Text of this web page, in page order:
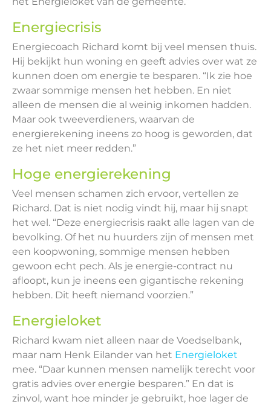
Energiecrisis
Energiecoach Richard komt bij veel mensen thuis.
Hij bekijkt hun woning en geeft advies over wat ze
kunnen doen om energie te besparen. “Ik zie hoe
zwaar sommige mensen het hebben. En niet
alleen de mensen die al weinig inkomen hadden.
Maar ook tweeverdieners, waarvan de
energierekening ineens zo hoog is geworden, dat
ze het niet meer redden.”
Hoge energierekening
Veel mensen schamen zich ervoor, vertellen ze
Richard. Dat is niet nodig vindt hij, maar hij snapt
het wel. “Deze energiecrisis raakt alle lagen van de
bevolking. Of het nu huurders zijn of mensen met
een koopwoning, sommige mensen hebben
gewoon echt pech. Als je energie-contract nu
afloopt, kun je ineens een gigantische rekening
hebben. Dit heeft niemand voorzien.”
Energieloket
Richard kwam niet alleen naar de Voedselbank,
maar nam Henk Eilander van het Energieloket
mee. “Daar kunnen mensen namelijk terecht voor
gratis advies over energie besparen.” En dat is
zinvol, want hoe minder je gebruikt, hoe lager de